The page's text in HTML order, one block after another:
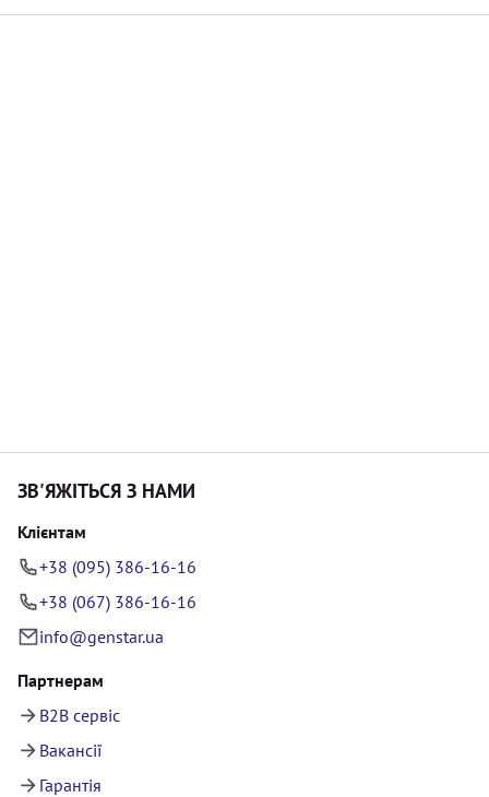
ЗВ'ЯЖІТЬСЯ З НАМИ
Клієнтам
+38 (095) 386-16-16
+38 (067) 386-16-16
info@genstar.ua
Партнерам
B2B сервіс
Вакансії
Гарантія